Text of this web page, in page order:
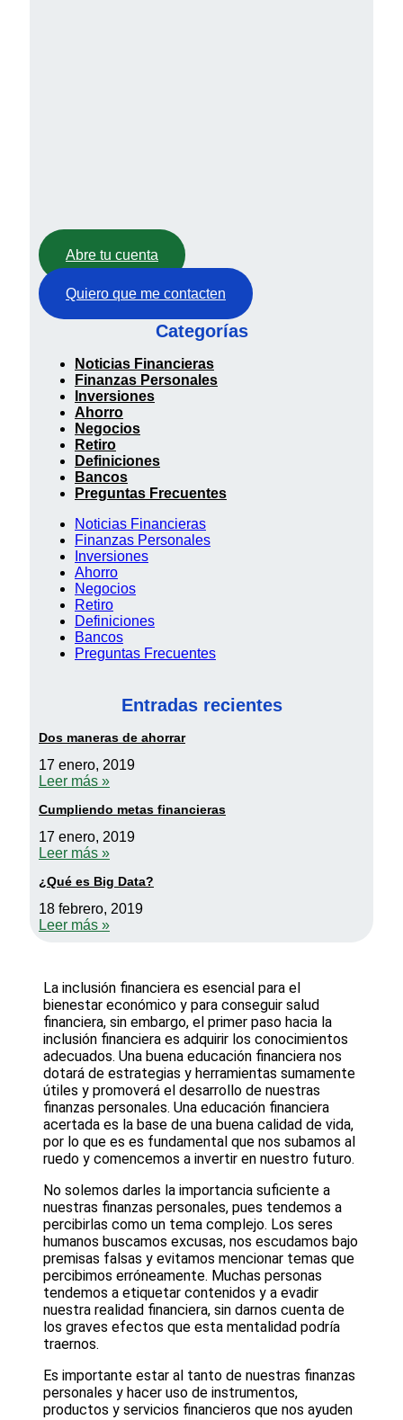
Abre tu cuenta
Quiero que me contacten
Categorías
Noticias Financieras
Finanzas Personales
Inversiones
Ahorro
Negocios
Retiro
Definiciones
Bancos
Preguntas Frecuentes
Noticias Financieras
Finanzas Personales
Inversiones
Ahorro
Negocios
Retiro
Definiciones
Bancos
Preguntas Frecuentes
Entradas recientes
Dos maneras de ahorrar
17 enero, 2019
Leer más »
Cumpliendo metas financieras
17 enero, 2019
Leer más »
¿Qué es Big Data?
18 febrero, 2019
Leer más »
La inclusión financiera es esencial para el
bienestar económico y para conseguir salud
financiera, sin embargo, el primer paso hacia la
inclusión financiera es adquirir los conocimientos
adecuados. Una buena educación financiera nos
dotará de estrategias y herramientas sumamente
útiles y promoverá el desarrollo de nuestras
finanzas personales. Una educación financiera
acertada es la base de una buena calidad de vida,
por lo que es es fundamental que nos subamos al
ruedo y comencemos a invertir en nuestro futuro.
No solemos darles la importancia suficiente a
nuestras finanzas personales, pues tendemos a
percibirlas como un tema complejo. Los seres
humanos buscamos excusas, nos escudamos bajo
premisas falsas y evitamos mencionar temas que
percibimos erróneamente. Muchas personas
tendemos a etiquetar contenidos y a evadir
nuestra realidad financiera, sin darnos cuenta de
los graves efectos que esta mentalidad podría
traernos.
Es importante estar al tanto de nuestras finanzas
personales y hacer uso de instrumentos,
productos y servicios financieros que nos ayuden